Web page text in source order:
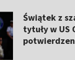
Świątek z
tytuły w US